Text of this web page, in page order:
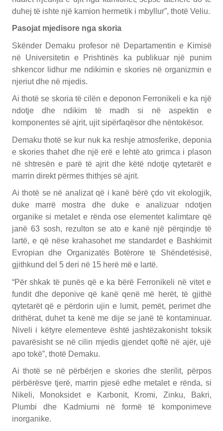
duhej të ishte një kamion hermetik i mbyllur”, thotë Veliu.
Pasojat mjedisore nga skoria
Skënder Demaku profesor në Departamentin e Kimisë
në Universitetin e Prishtinës ka publikuar një punim
shkencor lidhur me ndikimin e skories në organizmin e
njeriut dhe në mjedis.
Ai thotë se skoria të cilën e deponon Ferronikeli e ka një
ndotje dhe ndikim të madh si në aspektin e
komponentes së ajrit, ujit sipërfaqësor dhe nëntokësor.
Demaku thotë se kur nuk ka reshje atmosferike, deponia
e skories thahet dhe një erë e lehtë ato grimca i plason
në shtresën e parë të ajrit dhe këtë ndotje qytetarët e
marrin direkt përmes thithjes së ajrit.
Ai thotë se në analizat që i kanë bërë çdo vit ekologjik,
duke marrë mostra dhe duke e analizuar ndotjen
organike si metalet e rënda ose elementet kalimtare që
janë 63 sosh, rezulton se ato e kanë një përqindje të
lartë, e që nëse krahasohet me standardet e Bashkimit
Evropian dhe Organizatës Botërore të Shëndetësisë,
gjithkund del 5 deri në 15 herë më e lartë.
“Për shkak të punës që e ka bërë Ferronikeli në vitet e
fundit dhe deponive që kanë qenë më herët, të gjithë
qytetarët që e përdorin ujin e lumit, pemët, perimet dhe
drithërat, duhet ta kenë me dije se janë të kontaminuar.
Niveli i këtyre elementeve është jashtëzakonisht toksik
pavarësisht se në cilin mjedis gjendet qoftë në ajër, ujë
apo tokë”, thotë Demaku.
Ai thotë se në përbërjen e skories dhe sterilit, përpos
përbërësve tjerë, marrin pjesë edhe metalet e rënda, si
Nikeli, Monoksidet e Karbonit, Kromi, Zinku, Bakri,
Plumbi dhe Kadmiumi në formë të komponimeve
inorganike.